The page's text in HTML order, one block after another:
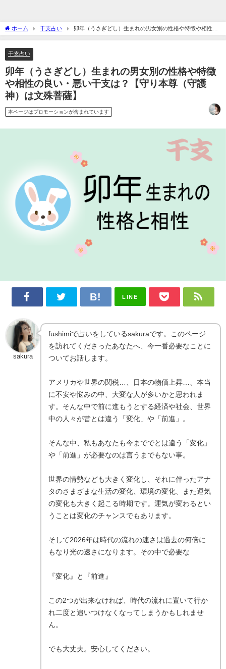
ホーム 干支占い
卯年（うさぎどし）生まれの男女別の性格や特徴や相性の
良い・悪い干支は？【守り本尊（守護神）は文殊菩薩】
干支占い
卯年（うさぎどし）生まれの男女別の性格や特徴
や相性の良い・悪い干支は？【守り本尊（守護
神）は文殊菩薩】
本ページはプロモーションが含まれています
LINE
sakura
fushimiで占いをしているsakuraです。このページ
を訪れてくださったあなたへ、今一番必要なことに
ついてお話します。
アメリカや世界の関税…、日本の物価上昇…、本当
に不安や悩みの中、大変な人が多いかと思われま
す。そんな中で前に進もうとする経済や社会、世界
中の人々が昔とは違う「変化」や「前進」。
そんな中、私もあなたも今まででとは違う「変化」
や「前進」が必要なのは言うまでもない事。
世界の情勢なども大きく変化し、それに伴ったアナ
タのさまざまな生活の変化、環境の変化、また運気
の変化も大きく起こる時期です。運気が変わるとい
うことは変化のチャンスでもあります。
そして2026年は時代の流れの速さは過去の何倍に
もなり光の速さになります。その中で必要な
『変化』と『前進』
この2つが出来なければ、時代の流れに置いて行か
れ二度と追いつけなくなってしまうかもしれませ
ん。
でも大丈夫。安心してください。